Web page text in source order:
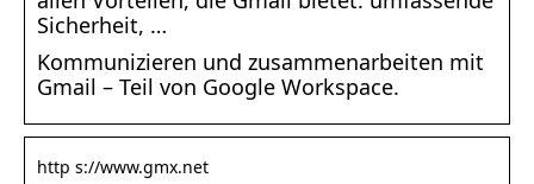
Sicherheit, …
Kommunizieren und zusammenarbeiten mit
Gmail – Teil von Google Workspace.
http s://www.gmx.net